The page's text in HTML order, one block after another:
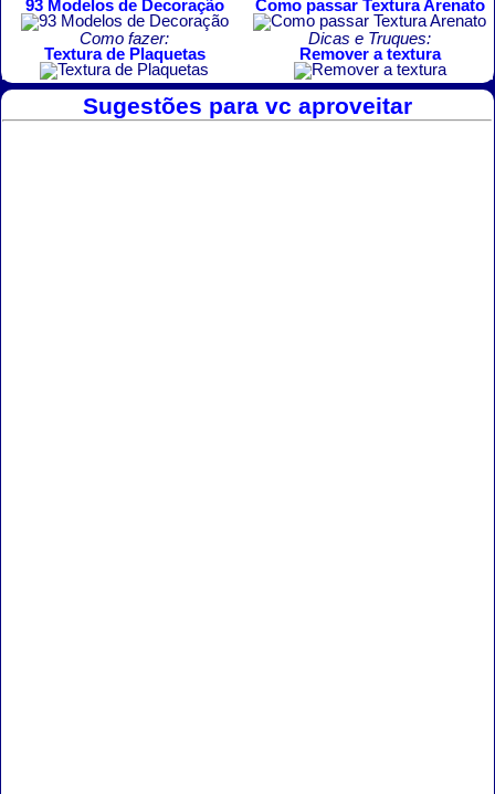
93 Modelos de Decoração
Como passar Textura Arenato
Como fazer:
Textura de Plaquetas
Dicas e Truques:
Remover a textura
Sugestões para vc aproveitar